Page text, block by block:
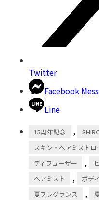
Twitter
Facebook
Line
15周年記念 ,
スキン・ヘアミストロ
ディフューザー ,
ヘアミスト , ボデ
夏フレグランス ,